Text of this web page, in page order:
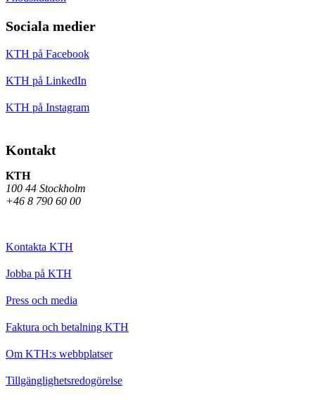
Sociala medier
KTH på Facebook
KTH på LinkedIn
KTH på Instagram
Kontakt
KTH
100 44 Stockholm
+46 8 790 60 00
Kontakta KTH
Jobba på KTH
Press och media
Faktura och betalning KTH
Om KTH:s webbplatser
Tillgänglighetsredogörelse